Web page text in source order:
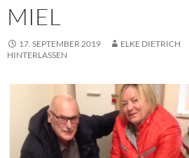
MIEL
17. SEPTEMBER 2019 ELKE DIETRICH
HINTERLASSEN